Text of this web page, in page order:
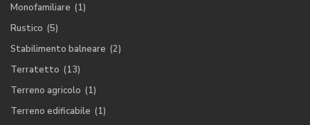
Monofamiliare (1)
Rustico (5)
Stabilimento balneare (2)
Terratetto (13)
Terreno agricolo (1)
Terreno edificabile (1)